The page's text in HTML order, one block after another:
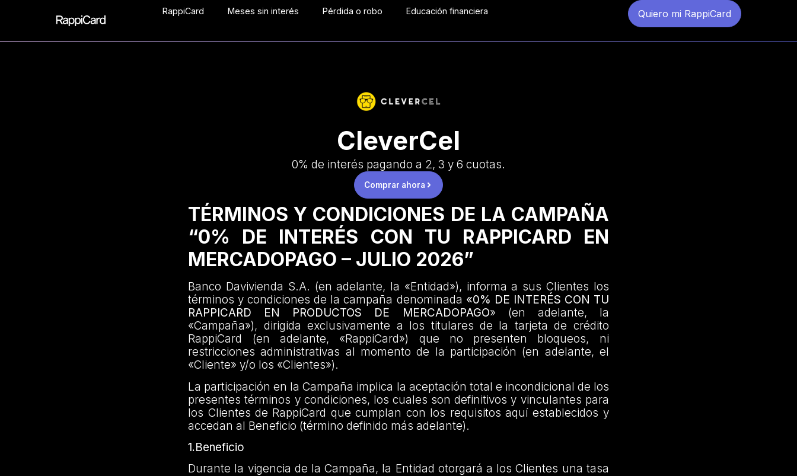
RappiCard Meses sin interés Pérdida o robo Educación financiera Quiero mi RappiCard
CleverCel
0% de interés pagando a 2, 3 y 6 cuotas.
Comprar ahora
TÉRMINOS Y CONDICIONES DE LA CAMPAÑA
“0% DE INTERÉS CON TU RAPPICARD EN
MERCADOPAGO – JULIO 2026”
Banco Davivienda S.A. (en adelante, la «Entidad»), informa a sus Clientes los
términos y condiciones de la campaña denominada «0% DE INTERÉS CON TU
RAPPICARD EN PRODUCTOS DE MERCADOPAGO» (en adelante, la
«Campaña»), dirigida exclusivamente a los titulares de la tarjeta de crédito
RappiCard (en adelante, «RappiCard») que no presenten bloqueos, ni
restricciones administrativas al momento de la participación (en adelante, el
«Cliente» y/o los «Clientes»).
La participación en la Campaña implica la aceptación total e incondicional de los
presentes términos y condiciones, los cuales son definitivos y vinculantes para
los Clientes de RappiCard que cumplan con los requisitos aquí establecidos y
accedan al Beneficio (término definido más adelante).
1.Beneficio
Durante la vigencia de la Campaña, la Entidad otorgará a los Clientes una tasa